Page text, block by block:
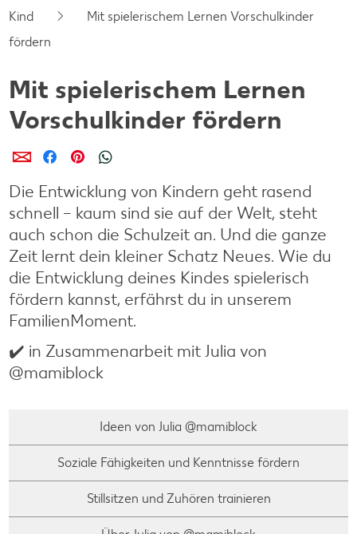
Kind
Mit spielerischem Lernen Vorschulkinder
fördern
Mit spielerischem Lernen
Vorschulkinder fördern
per E-Mail teilen
per Facebook teilen
per Pinterest teilen
Die Entwicklung von Kindern geht rasend
schnell – kaum sind sie auf der Welt, steht
auch schon die Schulzeit an. Und die ganze
Zeit lernt dein kleiner Schatz Neues. Wie du
die Entwicklung deines Kindes spielerisch
fördern kannst, erfährst du in unserem
FamilienMoment.
✔️ in Zusammenarbeit mit Julia von
@mamiblock
Ideen von Julia @mamiblock
Soziale Fähigkeiten und Kenntnisse fördern
Stillsitzen und Zuhören trainieren